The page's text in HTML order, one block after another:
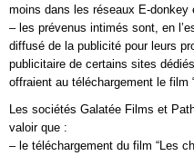
moins dans les réseaux E-donkey
– les prévenus intimés sont, en
diffusé de la publicité pour leurs
publicitaire de certains sites
offraient au téléchargement le film
Les sociétés Galatée Films et
valoir que :
– le téléchargement du film “Les